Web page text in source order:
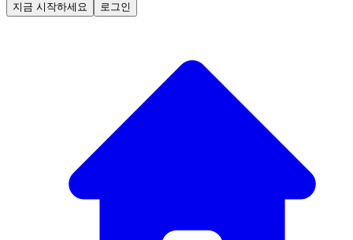
지금 시작하세요 로그인